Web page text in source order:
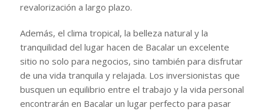
revalorización a largo plazo.
Además, el clima tropical, la belleza natural y la
tranquilidad del lugar hacen de Bacalar un excelente
sitio no solo para negocios, sino también para disfrutar
de una vida tranquila y relajada. Los inversionistas que
busquen un equilibrio entre el trabajo y la vida personal
encontrarán en Bacalar un lugar perfecto para pasar